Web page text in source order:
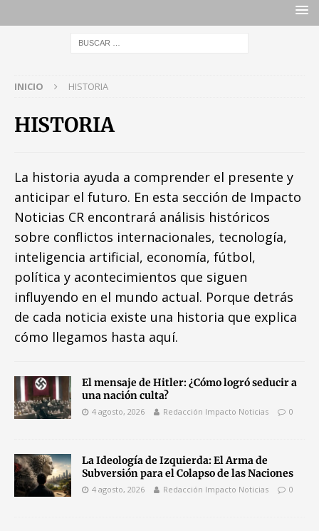
INICIO HISTORIA
HISTORIA
La historia ayuda a comprender el presente y
anticipar el futuro. En esta sección de Impacto
Noticias CR encontrará análisis históricos
sobre conflictos internacionales, tecnología,
inteligencia artificial, economía, fútbol,
política y acontecimientos que siguen
influyendo en el mundo actual. Porque detrás
de cada noticia existe una historia que explica
cómo llegamos hasta aquí.
El mensaje de Hitler: ¿Cómo logró seducir a
una nación culta?
4 agosto, 2026 Redacción Impacto Noticias 0
La Ideología de Izquierda: El Arma de
Subversión para el Colapso de las Naciones
4 agosto, 2026 Redacción Impacto Noticias 0